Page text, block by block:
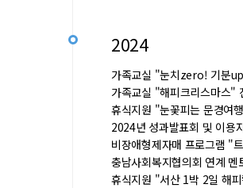
2024
가족교실 "눈치zero! 기분
가족교실 "해피크리스마스"
휴식지원 "눈꽃피는 문경여
2024년 성과발표회 및 이용
비장애형제자매 프로그램 "
충남사회복지협의회 연계
휴식지원 "서산 1박 2일 해